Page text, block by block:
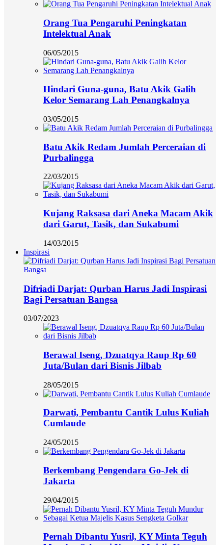
Orang Tua Pengaruhi Peningkatan
Intelektual Anak
06/05/2015
Hindari Guna-guna, Batu Akik Galih
Kelor Semarang Lah Penangkalnya
03/05/2015
Batu Akik Redam Jumlah Perceraian di
Purbalingga
22/03/2015
Kujang Raksasa dari Aneka Macam Akik
dari Garut, Tasik, dan Sukabumi
14/03/2015
Inspirasi
Difriadi Darjat: Qurban Harus Jadi Inspirasi
Bagi Persatuan Bangsa
03/07/2023
Berawal Iseng, Dzuatqya Raup Rp 60
Juta/Bulan dari Bisnis Jilbab
28/05/2015
Darwati, Pembantu Cantik Lulus Kuliah
Cumlaude
24/05/2015
Berkembang Pengendara Go-Jek di
Jakarta
29/04/2015
Pernah Dibantu Yusril, KY Minta Teguh